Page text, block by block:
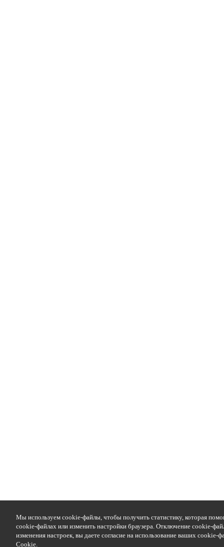
Мы используем cookie-файлы, чтобы получить статистику, которая
cookie-файлах или изменить настройки браузера. Отключение cookie-
изменения настроек, вы даете согласие на использование ваших
Cookie.